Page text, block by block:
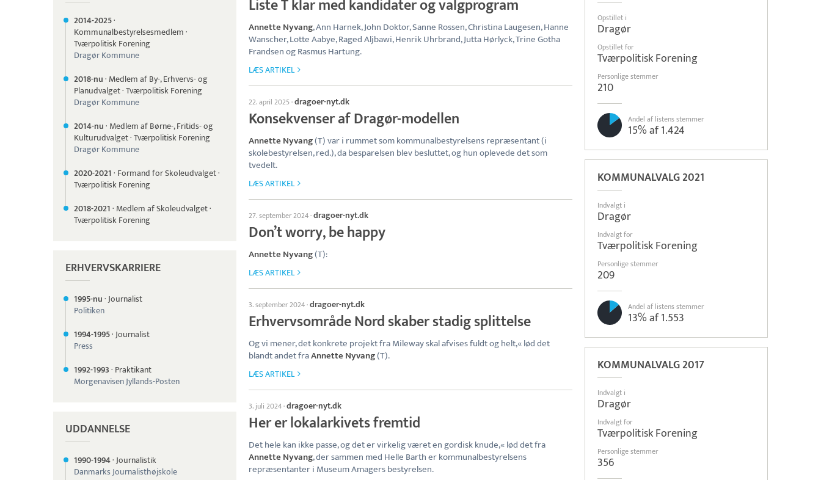
Opstillet i
Dragør
Opstillet for
Tværpolitisk Forening
Personlige stemmer
210
Andel af listens stemmer
15% af 1.424
KOMMUNALVALG 2021
Indvalgt i
Dragør
Indvalgt for
Tværpolitisk Forening
Personlige stemmer
209
Andel af listens stemmer
13% af 1.553
KOMMUNALVALG 2017
Indvalgt i
Dragør
Indvalgt for
Tværpolitisk Forening
Personlige stemmer
356
2014-2025·
Kommunalbestyrelsesmedlem·
Tværpolitisk Forening
Dragør Kommune
2018-nu· Medlem af By-, Erhvervs- og
Planudvalget·Tværpolitisk Forening
Dragør Kommune
2014-nu· Medlem af Børne-, Fritids- og
Kulturudvalget·Tværpolitisk Forening
Dragør Kommune
2020-2021· Formand for Skoleudvalget·
Tværpolitisk Forening
2018-2021· Medlem af Skoleudvalget·
Tværpolitisk Forening
ERHVERVSKARRIERE
1995-nu·Journalist
Politiken
1994-1995·Journalist
Press
1992-1993· Praktikant
Morgenavisen Jyllands-Posten
UDDANNELSE
1990-1994·Journalistik
Danmarks Journalisthøjskole
Liste T klar med kandidater og valgprogram
Annette Nyvang, Ann Harnek, John Doktor, Sanne Rossen, Christina Laugesen, Hanne
Wanscher, Lotte Aabye, Raged Aljbawi, Henrik Uhrbrand, Jutta Hørlyck, Trine Gotha
Frandsen og Rasmus Hartung.
LÆS ARTIKEL
22. april 2025·dragoer-nyt.dk
Konsekvenser af Dragør-modellen
Annette Nyvang(T) var i rummet som kommunalbestyrelsens repræsentant (i
skolebestyrelsen, red.), da besparelsen blev besluttet, og hun oplevede det som
tvedelt.
LÆS ARTIKEL
27. september 2024·dragoer-nyt.dk
Don’t worry, be happy
Annette Nyvang(T):
LÆS ARTIKEL
3. september 2024·dragoer-nyt.dk
Erhvervsområde Nord skaber stadig splittelse
Og vi mener, det konkrete projekt fra Mileway skal afvises fuldt og helt,« lød det
blandt andet fraAnnette Nyvang(T).
LÆS ARTIKEL
3. juli 2024·dragoer-nyt.dk
Her er lokalarkivets fremtid
Det hele kan ikke passe, og det er virkelig været en gordisk knude,« lød det fra
Annette Nyvang, der sammen med Helle Barth er kommunalbestyrelsens
repræsentanter i Museum Amagers bestyrelsen.